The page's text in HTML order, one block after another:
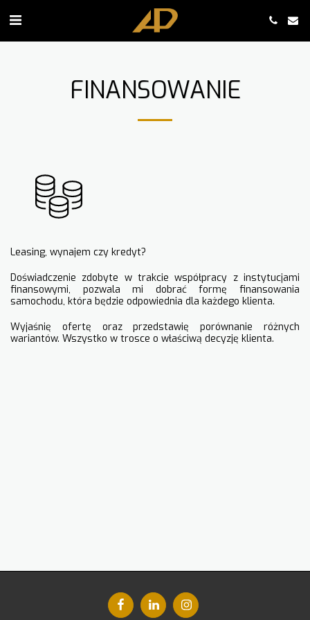
FINANSOWANIE
Leasing, wynajem czy kredyt?
Doświadczenie zdobyte w trakcie współpracy z instytucjami
finansowymi, pozwala mi dobrać formę finansowania
samochodu, która będzie odpowiednia dla każdego klienta.
Wyjaśnię ofertę oraz przedstawię porównanie różnych
wariantów. Wszystko w trosce o właściwą decyzję klienta.